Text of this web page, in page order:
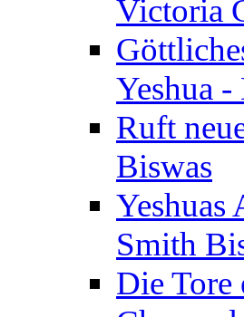
Victoria
Yeshua
Ruft
Biswas
Smith
Die Tore